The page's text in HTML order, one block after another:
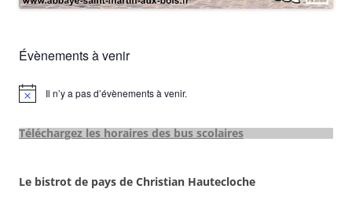
Évènements à venir
Notice Il n’y a pas d’évènements à venir.
Téléchargez les horaires des bus scolaires
Le bistrot de pays de Christian Hautecloche